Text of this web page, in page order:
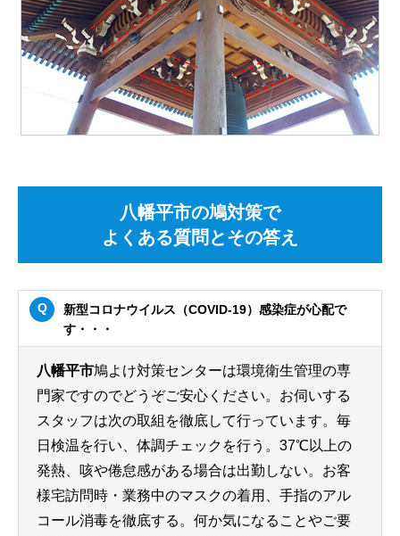
八幡平市の鳩対策で
よくある質問とその答え
新型コロナウイルス（COVID-19）感染症が心配で
す・・・
八幡平市鳩よけ対策センターは環境衛生管理の専
門家ですのでどうぞご安心ください。お伺いする
スタッフは次の取組を徹底して行っています。毎
日検温を行い、体調チェックを行う。37℃以上の
発熱、咳や倦怠感がある場合は出勤しない。お客
様宅訪問時・業務中のマスクの着用、手指のアル
コール消毒を徹底する。何か気になることやご要